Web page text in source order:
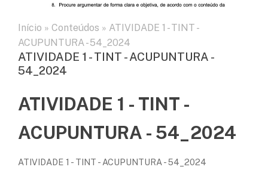
Início » Conteúdos » ATIVIDADE 1 - TINT -
ACUPUNTURA - 54_2024
ATIVIDADE 1 - TINT - ACUPUNTURA -
54_2024
ATIVIDADE 1 - TINT -
ACUPUNTURA - 54_2024
ATIVIDADE 1 - TINT - ACUPUNTURA - 54_2024